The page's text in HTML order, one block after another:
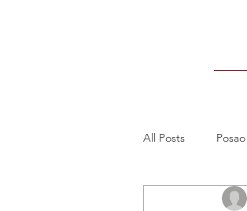
All Posts Posao